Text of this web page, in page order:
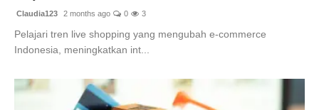
Claudia123 2 months ago 0 3
Pelajari tren live shopping yang mengubah e-commerce
Indonesia, meningkatkan int...